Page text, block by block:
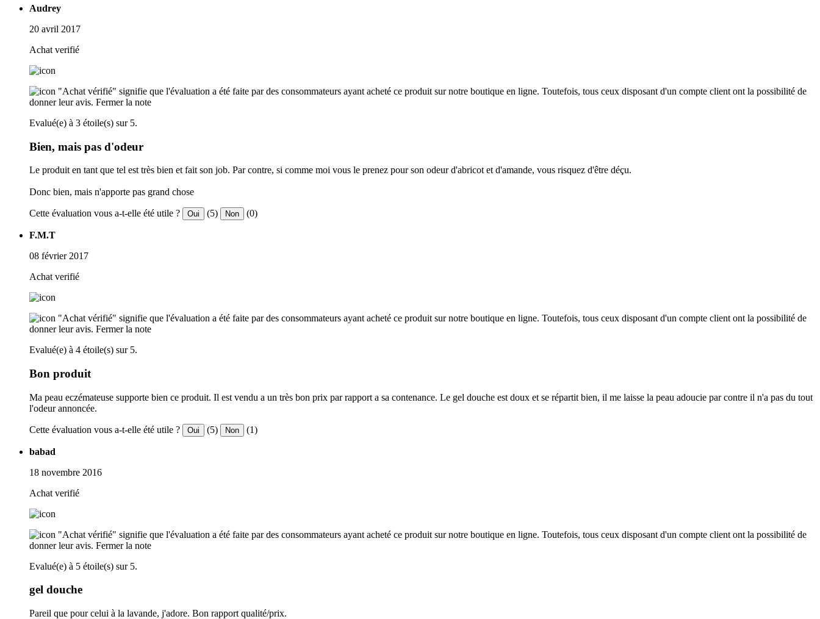
Audrey
20 avril 2017
Achat verifié
"Achat vérifié" signifie que l'évaluation a été faite par des consommateurs ayant acheté ce produit sur notre boutique en ligne. Toutefois, tous ceux disposant d'un compte client ont la possibilité de
donner leur avis. Fermer la note
Evalué(e) à 3 étoile(s) sur 5.
Bien, mais pas d'odeur
Le produit en tant que tel est très bien et fait son job. Par contre, si comme moi vous le prenez pour son odeur d'abricot et d'amande, vous risquez d'être déçu.
Donc bien, mais n'apporte pas grand chose
Cette évaluation vous a-t-elle été utile ? Oui (5) Non (0)
F.M.T
08 février 2017
Achat verifié
"Achat vérifié" signifie que l'évaluation a été faite par des consommateurs ayant acheté ce produit sur notre boutique en ligne. Toutefois, tous ceux disposant d'un compte client ont la possibilité de
donner leur avis. Fermer la note
Evalué(e) à 4 étoile(s) sur 5.
Bon produit
Ma peau eczémateuse supporte bien ce produit. Il est vendu a un très bon prix par rapport a sa contenance. Le gel douche est doux et se répartit bien, il me laisse la peau adoucie par contre il n'a pas du tout
l'odeur annoncée.
Cette évaluation vous a-t-elle été utile ? Oui (5) Non (1)
babad
18 novembre 2016
Achat verifié
"Achat vérifié" signifie que l'évaluation a été faite par des consommateurs ayant acheté ce produit sur notre boutique en ligne. Toutefois, tous ceux disposant d'un compte client ont la possibilité de
donner leur avis. Fermer la note
Evalué(e) à 5 étoile(s) sur 5.
gel douche
Pareil que pour celui à la lavande, j'adore. Bon rapport qualité/prix.